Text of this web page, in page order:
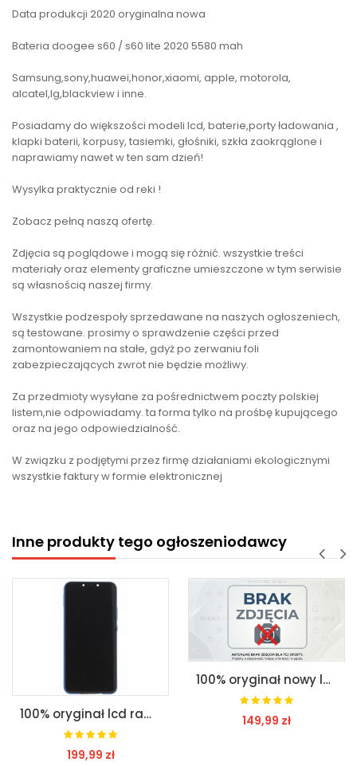
Data produkcji 2020 oryginalna nowa
Bateria doogee s60 / s60 lite 2020 5580 mah
Samsung,sony,huawei,honor,xiaomi, apple, motorola,
alcatel,lg,blackview i inne.
Posiadamy do większości modeli lcd, baterie,porty ładowania ,
klapki baterii, korpusy, tasiemki, głośniki, szkła zaokrąglone i
naprawiamy nawet w ten sam dzień!
Wysylka praktycznie od reki !
Zobacz pełną naszą ofertę.
Zdjęcia są poglądowe i mogą się różnić. wszystkie treści
materiały oraz elementy graficzne umieszczone w tym serwisie
są własnością naszej firmy.
Wszystkie podzespoły sprzedawane na naszych ogłoszeniech,
są testowane. prosimy o sprawdzenie części przed
zamontowaniem na stałe, gdyż po zerwaniu foli
zabezpieczających zwrot nie będzie możliwy.
Za przedmioty wysyłane za pośrednictwem poczty polskiej
listem,nie odpowiadamy. ta forma tylko na prośbę kupującego
oraz na jego odpowiedzialność.
W związku z podjętymi przez firmę działaniami ekologicznymi
wszystkie faktury w formie elektronicznej
Inne produkty tego ogłoszeniodawcy
100% oryginał lcd rama bat huawei p smart plus
199,99 zł
100% oryginał nowy lcd+ramka sony x compact
149,99 zł